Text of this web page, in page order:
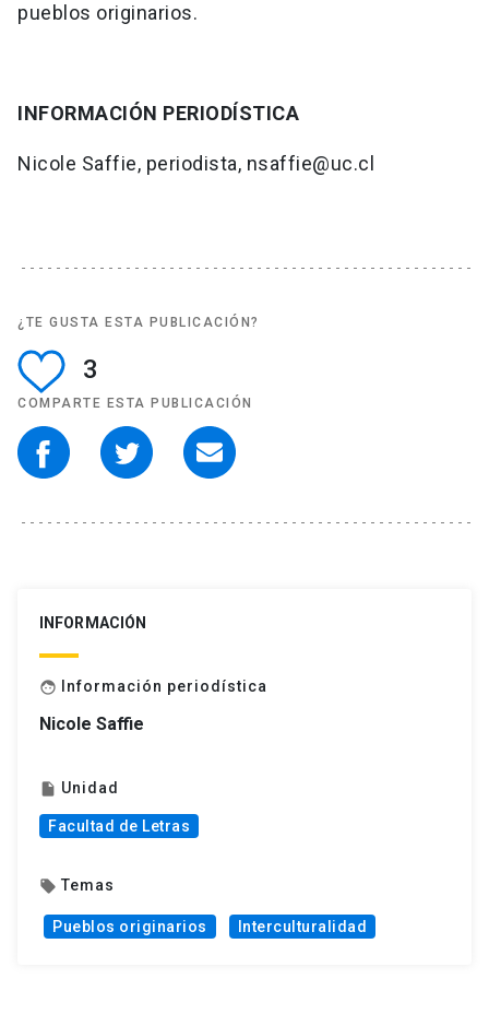
pueblos originarios.
INFORMACIÓN PERIODÍSTICA
Nicole Saffie, periodista, nsaffie@uc.cl
¿TE GUSTA ESTA PUBLICACIÓN?
3
COMPARTE ESTA PUBLICACIÓN
INFORMACIÓN
face Información periodística
Nicole Saffie
insert_drive_file Unidad
Facultad de Letras
local_offer Temas
Pueblos originarios Interculturalidad